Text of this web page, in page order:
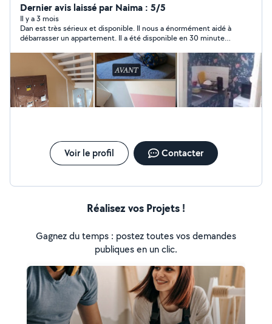
de salissures. Ponçage et rebouchage : Correction des
imperfections (trous, fissures) avec des enduits
adaptés. Protection des surfaces : Pose de bâches de
protection sur les sols, fenêtres et meubles. ratissage
peinture murs plafond accepte tout types de chantiers
pour plus d'informations contactez moi cordialement
Dernier avis laissé par Naima : 5/5
Il y a 3 mois
Dan est très sérieux et disponible. Il nous a énormément aidé à
débarrasser un appartement. Il a été disponible en 30 minutes
d’objets. N’hésitez pas à faire appel à lui. Merci encore je vous
recontacterai dès que besoin.
Voir le profil Contacter
Réalisez vos Projets !
Gagnez du temps : postez toutes vos demandes
publiques en un clic.